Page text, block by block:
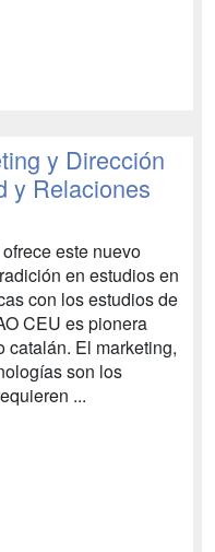
y Dirección
y Relaciones
este nuevo
en estudios en
con los estudios de
CEU es pionera
catalán. El marketing,
son los
...